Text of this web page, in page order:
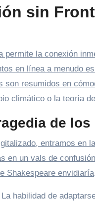
sin
permite la conexión
en línea a menudo
son resumidos en
climático o la teoría
de
entramos en
en un vals de
Shakespeare
La habilidad de